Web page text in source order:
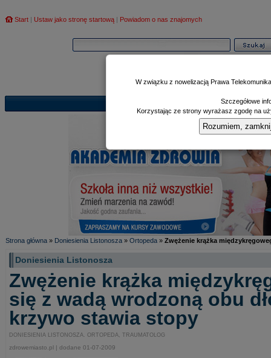
Start | Ustaw jako stronę startową | Powiadom o nas znajomych
Poczekalnia|
Strona główna » Doniesienia Listonosza » Ortopeda » Zwężenie krążka
Doniesienia Listonosza
Zwężenie krążka
się z wadą wrodzoną obu
krzywo stawia stopy
DONIESIENIA LISTONOSZA. ORTOPEDA, TRAUMATOLOG
zdrowemiasto.pl | dodane 01-07-2009
W związku z nowelizacją Prawa
Szczegółowe
Korzystając ze strony wyrażasz zgodę na
Rozumiem,